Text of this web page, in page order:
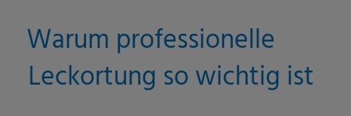
Warum professionelle
Leckortung so wichtig ist